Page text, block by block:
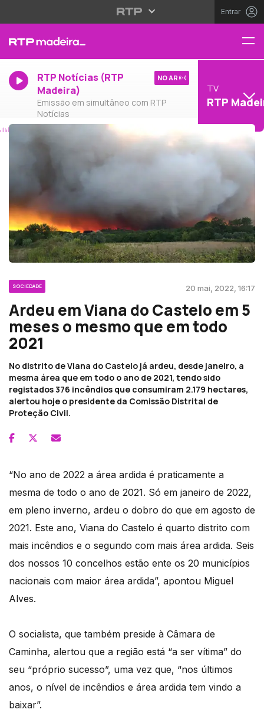
Entrar
RTP Notícias (RTP
Madeira)
Emissão em simultâneo com RTP
Notícias
NO AR
TV
RTP
SOCIEDADE 20 mai, 2022, 16:17
Ardeu em Viana do Castelo em 5
meses o mesmo que em todo
2021
No distrito de Viana do Castelo já ardeu, desde janeiro, a
mesma área que em todo o ano de 2021, tendo sido
registados 376 incêndios que consumiram 2.179 hectares,
alertou hoje o presidente da Comissão Distrital de
Proteção Civil.
“No ano de 2022 a área ardida é praticamente a
mesma de todo o ano de 2021. Só em janeiro de 2022,
em pleno inverno, ardeu o dobro do que em agosto de
2021. Este ano, Viana do Castelo é quarto distrito com
mais incêndios e o segundo com mais área ardida. Seis
dos nossos 10 concelhos estão ente os 20 municípios
nacionais com maior área ardida”, apontou Miguel
Alves.
O socialista, que também preside à Câmara de
Caminha, alertou que a região está “a ser vítima” do
seu “próprio sucesso”, uma vez que, “nos últimos
anos, o nível de incêndios e área ardida tem vindo a
baixar”.